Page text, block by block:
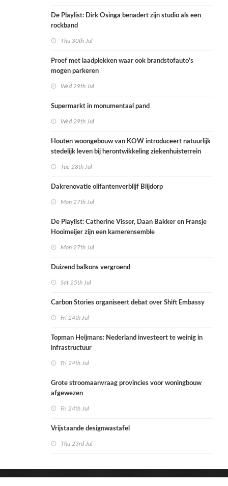
De Playlist: Dirk Osinga benadert zijn studio als een
rockband
Thu 30th Jul
Proef met laadplekken waar ook brandstofauto's
mogen parkeren
Wed 29th Jul
Supermarkt in monumentaal pand
Wed 29th Jul
Houten woongebouw van KOW introduceert natuurlijk
stedelijk leven bij herontwikkeling ziekenhuisterrein
Tue 28th Jul
Dakrenovatie olifantenverblijf Blijdorp
Mon 27th Jul
De Playlist: Catherine Visser, Daan Bakker en Fransje
Hooimeijer zijn een kamerensemble
Mon 27th Jul
Duizend balkons vergroend
Sat 25th Jul
Carbon Stories organiseert debat over Shift Embassy
Fri 24th Jul
Topman Heijmans: Nederland investeert te weinig in
infrastructuur
Fri 24th Jul
Grote stroomaanvraag provincies voor woningbouw
afgewezen
Fri 24th Jul
Vrijstaande designwastafel
Thu 23rd Jul